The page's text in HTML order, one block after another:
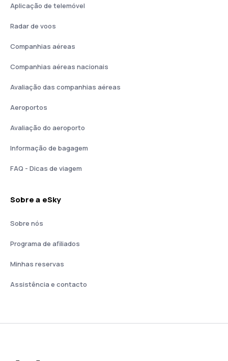
Aplicação de telemóvel
Radar de voos
Companhias aéreas
Companhias aéreas nacionais
Avaliação das companhias aéreas
Aeroportos
Avaliação do aeroporto
Informação de bagagem
FAQ - Dicas de viagem
Sobre a eSky
Sobre nós
Programa de afiliados
Minhas reservas
Assistência e contacto